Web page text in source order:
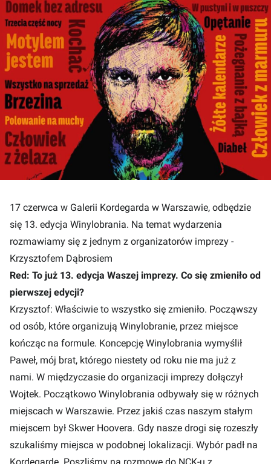
17 czerwca w Galerii Kordegarda w Warszawie, odbędzie
się 13. edycja Winylobrania. Na temat wydarzenia
rozmawiamy się z jednym z organizatorów imprezy -
Krzysztofem Dąbrosiem
Red: To już 13. edycja Waszej imprezy. Co się zmieniło od
pierwszej edycji?
Krzysztof: Właściwie to wszystko się zmieniło. Począwszy
od osób, które organizują Winylobranie, przez miejsce
kończąc na formule. Koncepcję Winylobrania wymyślił
Paweł, mój brat, którego niestety od roku nie ma już z
nami. W międzyczasie do organizacji imprezy dołączył
Wojtek. Początkowo Winylobrania odbywały się w różnych
miejscach w Warszawie. Przez jakiś czas naszym stałym
miejscem był Skwer Hoovera. Gdy nasze drogi się rozeszły
szukaliśmy miejsca w podobnej lokalizacji. Wybór padł na